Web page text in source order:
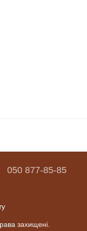
050 877-85-85
захищені.